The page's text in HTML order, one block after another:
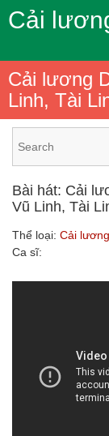
Cải
Cải lương
Linh, Tài
Bài hát: Cải
Vũ Linh, Tài
Thể loại: Cải
Ca sĩ: